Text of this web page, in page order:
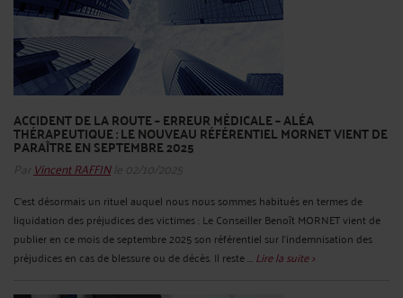
ACCIDENT DE LA ROUTE – ERREUR MÉDICALE – ALÉA
THÉRAPEUTIQUE : LE NOUVEAU RÉFÉRENTIEL MORNET VIENT DE
PARAÎTRE EN SEPTEMBRE 2025
Par Vincent RAFFINle 02/10/2025
C'est désormais un rituel auquel nous nous sommes habitués en termes de
liquidation des préjudices des victimes : Le Conseiller Benoît MORNET vient de
publier en ce mois de septembre 2025 son référentiel sur l'indemnisation des
préjudices en cas de blessure ou de décès. Il reste ... Lire la suite >